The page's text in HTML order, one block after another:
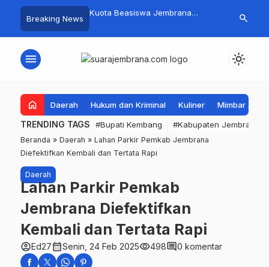
Breaking News
Kembang Beri
Warga Sri
Kuota Beasiswa Jembrana
Siapkan Upaya Penambahan di
Fantastis!
Jembrana
search
menu light_mode
home Daerah Hukum dan Kriminal Kuliner Mimbar
TRENDING TAGS #Bupati Kembang #Kabupaten Jembrana
Beranda » Daerah » Lahan Parkir Pemkab Jembrana
Diefektifkan Kembali dan Tertata Rapi
Daerah
Lahan Parkir Pemkab
Jembrana Diefektifkan
Kembali dan Tertata Rapi
account_circleEd27calendar_monthSenin, 24 Feb 2025visibility498comment0 komentar